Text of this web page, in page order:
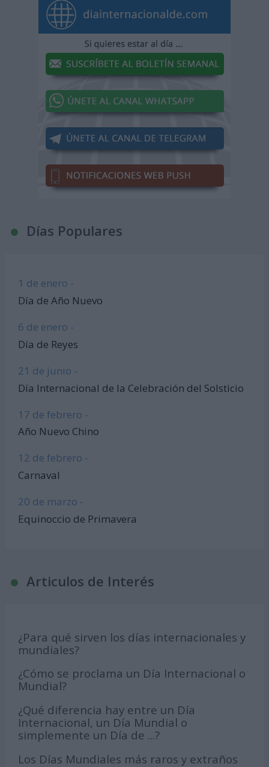
Días Populares
1 de enero -
Día de Año Nuevo
6 de enero -
Día de Reyes
21 de junio -
Día Internacional de la Celebración del Solsticio
17 de febrero -
Año Nuevo Chino
12 de febrero -
Carnaval
20 de marzo -
Equinoccio de Primavera
Articulos de Interés
¿Para qué sirven los días internacionales y
mundiales?
¿Cómo se proclama un Día Internacional o
Mundial?
¿Qué diferencia hay entre un Día
Internacional, un Día Mundial o
simplemente un Día de ...?
Los Días Mundiales más raros y extraños